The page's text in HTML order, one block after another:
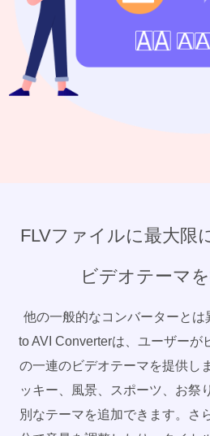
FLVファイルに最大限
ビデオテーマ
他の一般的なコンバーターとは
to AVI Converterは、ユーザーが
の一連のビデオテーマを提供し
ッキー、風景、スポーツ、お祭
別なテーマを追加できます。さ